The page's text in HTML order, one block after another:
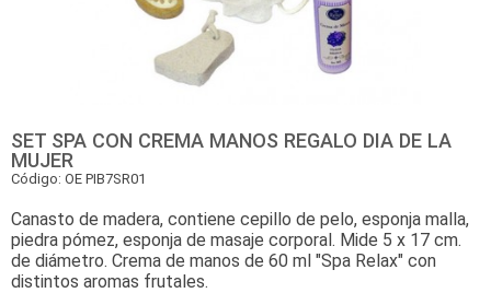
SET SPA CON CREMA MANOS REGALO DIA DE LA
MUJER
Código: OE PIB7SR01
Canasto de madera, contiene cepillo de pelo, esponja malla,
piedra pómez, esponja de masaje corporal. Mide 5 x 17 cm.
de diámetro. Crema de manos de 60 ml "Spa Relax" con
distintos aromas frutales.